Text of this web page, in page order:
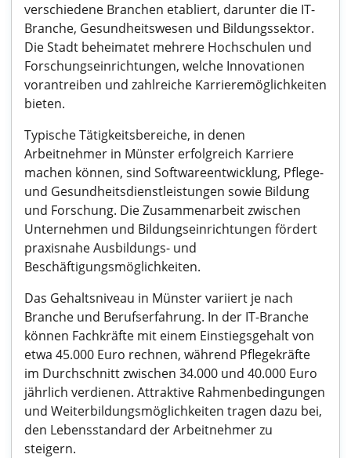
verschiedene Branchen etabliert, darunter die IT-
Branche, Gesundheitswesen und Bildungssektor.
Die Stadt beheimatet mehrere Hochschulen und
Forschungseinrichtungen, welche Innovationen
vorantreiben und zahlreiche Karrieremöglichkeiten
bieten.
Typische Tätigkeitsbereiche, in denen
Arbeitnehmer in Münster erfolgreich Karriere
machen können, sind Softwareentwicklung, Pflege-
und Gesundheitsdienstleistungen sowie Bildung
und Forschung. Die Zusammenarbeit zwischen
Unternehmen und Bildungseinrichtungen fördert
praxisnahe Ausbildungs- und
Beschäftigungsmöglichkeiten.
Das Gehaltsniveau in Münster variiert je nach
Branche und Berufserfahrung. In der IT-Branche
können Fachkräfte mit einem Einstiegsgehalt von
etwa 45.000 Euro rechnen, während Pflegekräfte
im Durchschnitt zwischen 34.000 und 40.000 Euro
jährlich verdienen. Attraktive Rahmenbedingungen
und Weiterbildungsmöglichkeiten tragen dazu bei,
den Lebensstandard der Arbeitnehmer zu
steigern.